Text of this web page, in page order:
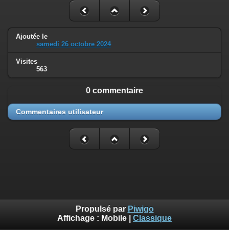
Ajoutée le
samedi 26 octobre 2024
Visites
563
0 commentaire
Commentaires utilisateur
Propulsé par Piwigo
Affichage : Mobile Classique